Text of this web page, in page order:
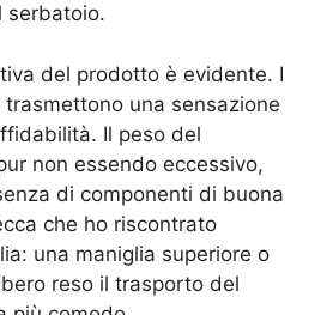
serbatoio.
del prodotto è evidente. I
una sensazione
Il peso del
non essendo eccessivo,
di componenti di buona
che ho riscontrato
una maniglia superiore o
reso il trasporto del